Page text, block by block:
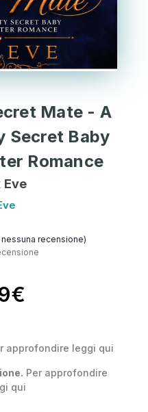
Mate - A
Secret Baby
Romance
Eve
nessuna recensione)
Per approfondire
qui
approfondire leggi qui